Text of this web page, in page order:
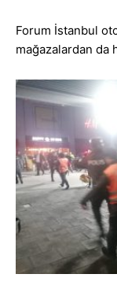
Forum İstanbul
mağazalardan da